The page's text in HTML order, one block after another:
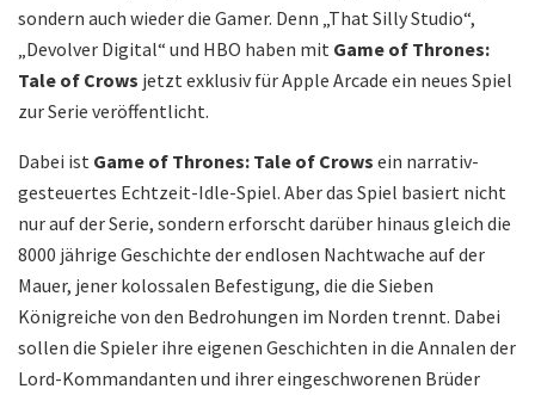
sondern auch wieder die Gamer. Denn „That Silly Studio“,
„Devolver Digital“ und HBO haben mit Game of Thrones:
Tale of Crows jetzt exklusiv für Apple Arcade ein neues Spiel
zur Serie veröffentlicht.
Dabei ist Game of Thrones: Tale of Crows ein narrativ-
gesteuertes Echtzeit-Idle-Spiel. Aber das Spiel basiert nicht
nur auf der Serie, sondern erforscht darüber hinaus gleich die
8000 jährige Geschichte der endlosen Nachtwache auf der
Mauer, jener kolossalen Befestigung, die die Sieben
Königreiche von den Bedrohungen im Norden trennt. Dabei
sollen die Spieler ihre eigenen Geschichten in die Annalen der
Lord-Kommandanten und ihrer eingeschworenen Brüder